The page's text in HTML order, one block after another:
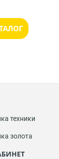
техники
золота